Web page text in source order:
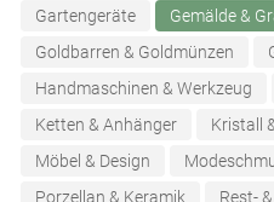
Gartengeräte
Gemälde &
Goldbarren & Goldmünzen
Handmaschinen & Werkzeug
Ketten & Anhänger
Kristall
Möbel & Design
Porzellan & Keramik
Rest-